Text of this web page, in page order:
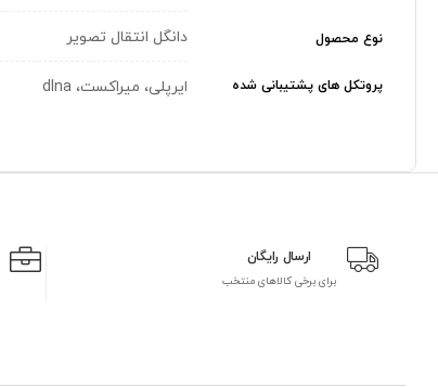
نوع محصول دانگل انتقال تصویر
پروتکل های پشتیبانی شده ایرپلی، میراکست، dlna
ارسال رایگان
برای برخی کالاهای منتخب